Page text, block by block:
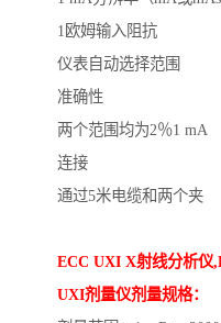
1欧姆输入阻抗
仪表自动选择范围
准确性
两个范围均为2％1 mA
连接
通过5米电缆和两个夹
ECC UXI X射线分析仪
UXI剂量仪剂量规格：